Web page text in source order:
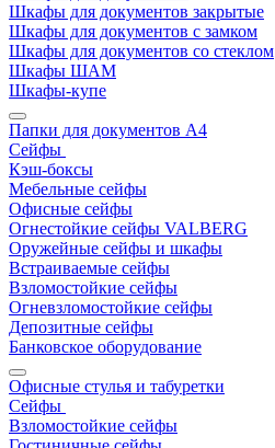
Шкафы для документов закрытые
Шкафы для документов с замком
Шкафы для документов со стеклом
Шкафы ШАМ
Шкафы-купе
Папки для документов A4
Сейфы
Кэш-боксы
Мебельные сейфы
Офисные сейфы
Огнестойкие сейфы VALBERG
Оружейные сейфы и шкафы
Встраиваемые сейфы
Взломостойкие сейфы
Огневзломостойкие сейфы
Депозитные сейфы
Банковское оборудование
Офисные стулья и табуретки
Сейфы
Взломостойкие сейфы